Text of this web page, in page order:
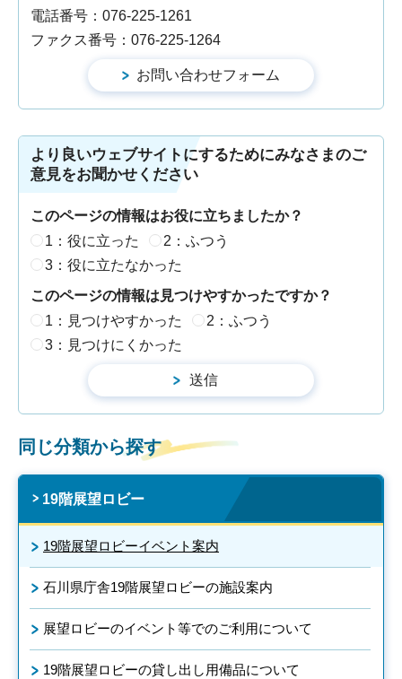
電話番号：076-225-1261
ファクス番号：076-225-1264
より良いウェブサイトにするためにみなさまのご
意見をお聞かせください
このページの情報はお役に立ちましたか？
1：役に立った
2：ふつう
3：役に立たなかった
このページの情報は見つけやすかったですか？
1：見つけやすかった
2：ふつう
3：見つけにくかった
同じ分類から探す
19階展望ロビー
19階展望ロビーイベント案内
石川県庁舎19階展望ロビーの施設案内
展望ロビーのイベント等でのご利用について
19階展望ロビーの貸し出し用備品について